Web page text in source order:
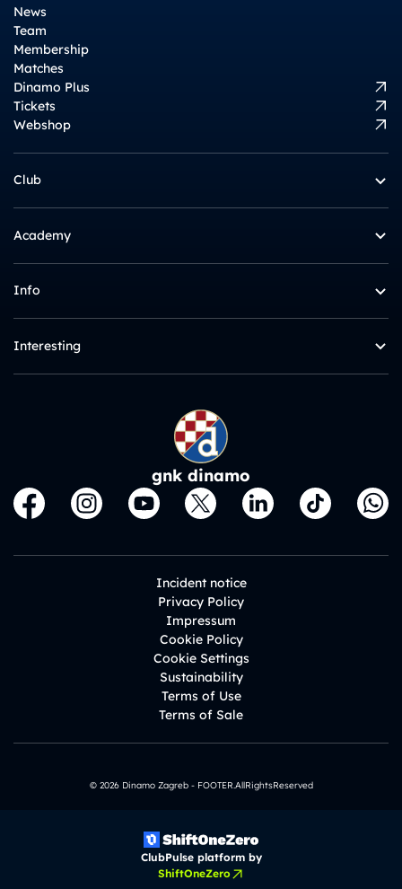
News
Team
Membership
Matches
Dinamo Plus
Tickets
Webshop
Club
Academy
Info
Interesting
gnk dinamo
Incident notice
Privacy Policy
Impressum
Cookie Policy
Cookie Settings
Sustainability
Terms of Use
Terms of Sale
© 2026 Dinamo Zagreb - FOOTER.AllRightsReserved
ClubPulse platform by
ShiftOneZero